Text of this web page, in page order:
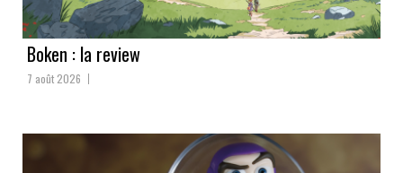
Boken : la review
7 août 2026